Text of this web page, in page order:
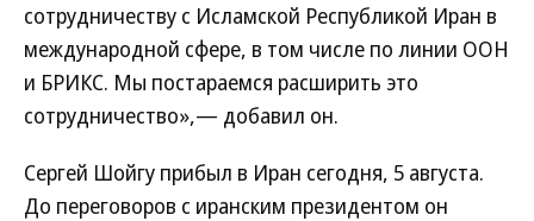
сотрудничеству с Исламской Республикой Иран в
международной сфере, в том числе по линии ООН
и БРИКС. Мы постараемся расширить это
сотрудничество»,— добавил он.
Сергей Шойгу прибыл в Иран сегодня, 5 августа.
До переговоров с иранским президентом он